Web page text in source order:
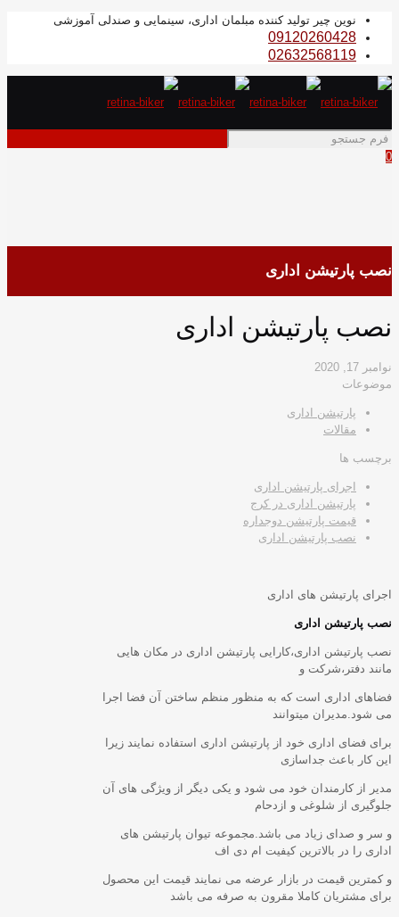
نوین چیر تولید کننده مبلمان اداری، سینمایی و صندلی آموزشی
09120260428
02632568119
0
نصب پارتیشن اداری
نصب پارتیشن اداری
نوامبر 17, 2020
موضوعات
پارتیشن اداری
مقالات
برچسب ها
اجرای پارتیشن اداری
پارتیشن اداری در کرج
قیمت پارتیشن دوجداره
نصب پارتیشن اداری
اجرای پارتیشن های اداری
نصب پارتیشن اداری
نصب پارتیشن اداری،کارایی پارتیشن اداری در مکان هایی
مانند دفتر،شرکت و
فضاهای اداری است که به منظور منظم ساختن آن فضا اجرا
می شود.مدیران میتوانند
برای فضای اداری خود از پارتیشن اداری استفاده نمایند زیرا
این کار باعث جداسازی
مدیر از کارمندان خود می شود و یکی دیگر از ویژگی های آن
جلوگیری از شلوغی و ازدحام
و سر و صدای زیاد می باشد.مجموعه تیوان پارتیشن های
اداری را در بالاترین کیفیت ام دی اف
و کمترین قیمت در بازار عرضه می نمایند قیمت این محصول
برای مشتریان کاملا مقرون به صرفه می باشد